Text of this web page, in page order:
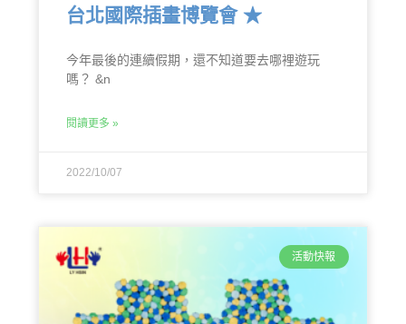
台北國際插畫博覽會 ★
今年最後的連續假期，還不知道要去哪裡遊玩
嗎？ &n
閱讀更多 »
2022/10/07
活動快報